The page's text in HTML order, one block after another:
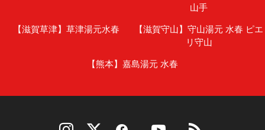
山手
【滋賀草津】 草津湯元水春 【滋賀守山】 守山湯元 水春 ピエ
リ守山
【熊本】 嘉島湯元 水春